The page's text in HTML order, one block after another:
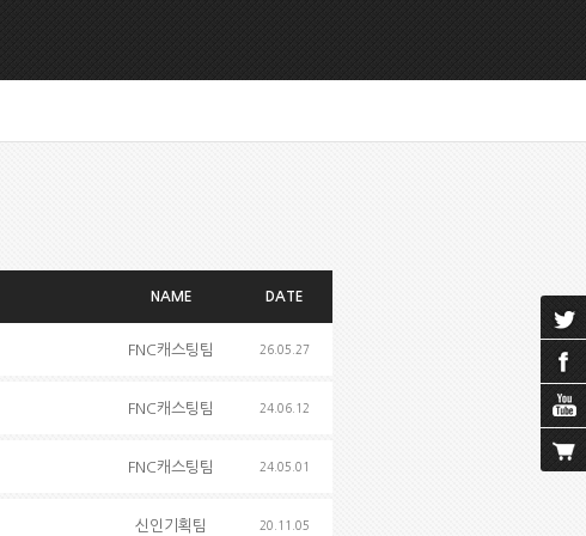
NAME DATE
FNC캐스팅팀 26.05.27
FNC캐스팅팀 24.06.12
FNC캐스팅팀 24.05.01
신인기획팀 20.11.05